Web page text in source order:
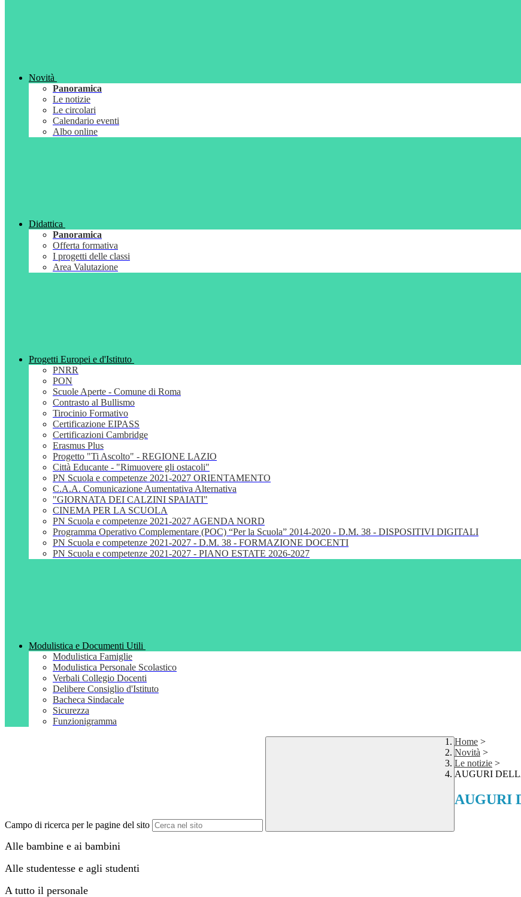
Novità
Panoramica
Le notizie
Le circolari
Calendario eventi
Albo online
Didattica
Panoramica
Offerta formativa
I progetti delle classi
Area Valutazione
Progetti Europei e d'Istituto
PNRR
PON
Scuole Aperte - Comune di Roma
Contrasto al Bullismo
Tirocinio Formativo
Certificazione EIPASS
Certificazioni Cambridge
Erasmus Plus
Progetto "Ti Ascolto" - REGIONE LAZIO
Città Educante - "Rimuovere gli ostacoli"
PN Scuola e competenze 2021-2027 ORIENTAMENTO
C.A.A. Comunicazione Aumentativa Alternativa
"GIORNATA DEI CALZINI SPAIATI"
CINEMA PER LA SCUOLA
PN Scuola e competenze 2021-2027 AGENDA NORD
Programma Operativo Complementare (POC) “Per la Scuola” 2014-2020 - D.M. 38 - DISPOSITIVI DIGITALI
PN Scuola e competenze 2021-2027 - D.M. 38 - FORMAZIONE DOCENTI
PN Scuola e competenze 2021-2027 - PIANO ESTATE 2026-2027
Modulistica e Documenti Utili
Modulistica Famiglie
Modulistica Personale Scolastico
Verbali Collegio Docenti
Delibere Consiglio d'Istituto
Bacheca Sindacale
Sicurezza
Funzionigramma
Campo di ricerca per le pagine del sito
Home >
Novità >
Le notizie >
AUGURI
AUGURI
Alle bambine e ai bambini
Alle studentesse e agli studenti
A tutto il personale